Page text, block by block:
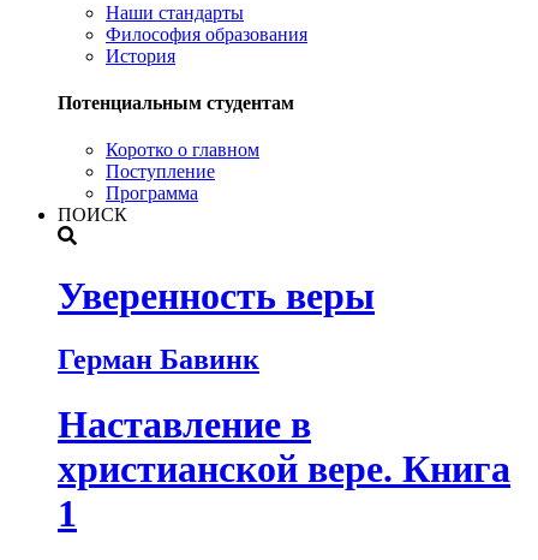
Наши стандарты
Философия образования
История
Потенциальным студентам
Коротко о главном
Поступление
Программа
ПОИСК
Уверенность веры
Герман Бавинк
Наставление в
христианской вере. Книга
1